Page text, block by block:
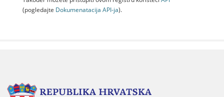
(pogledajte Dokumenаtаcijа API-jа).